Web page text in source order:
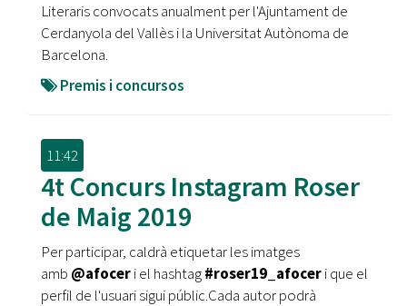
Literaris convocats anualment per l'Ajuntament de
Cerdanyola del Vallès i la Universitat Autònoma de
Barcelona.
Premis i concursos
11:42
4t Concurs Instagram Roser
de Maig 2019
Per participar, caldrà etiquetar les imatges
amb @afoceri el hashtag#roser19_afoceri que el
perfil de l'usuari sigui públic.Cada autor podrà